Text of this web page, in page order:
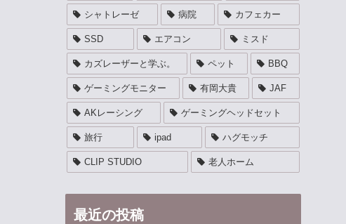
シャトレーゼ 病院 カフェカー
SSD エアコン ミスド
カズレーザーと学ぶ。 ペット BBQ
ゲーミングモニター 有岡大貴 JAF
AKレーシング ゲーミングヘッドセット
旅行 ipad ハグモッチ
CLIP STUDIO 老人ホーム
最近の投稿